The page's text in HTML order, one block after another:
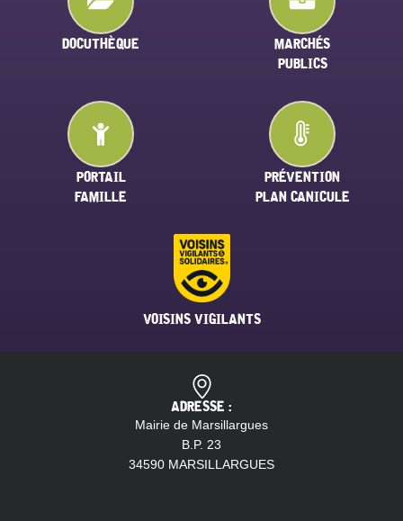
DOCUTHÈQUE
MARCHÉS
PUBLICS
PORTAIL
FAMILLE
PRÉVENTION
PLAN CANICULE
VOISINS VIGILANTS
ADRESSE :
Mairie de Marsillargues
B.P. 23
34590 MARSILLARGUES